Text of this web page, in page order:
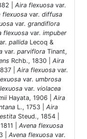
| Aira flexuosa var.
flexuosa var. diffusa
var. grandiflora
flexuosa var. impuber
pallida Lecoq &
var. parviflora Tinant,
Rchb., 1830 | Aira
| Aira flexuosa var.
var. umbrosa
var. violacea
Hayata, 1906 | Aira
L., 1753 | Aira
Steud., 1854 |
| Avena flexuosa
| Avena flexuosa var.